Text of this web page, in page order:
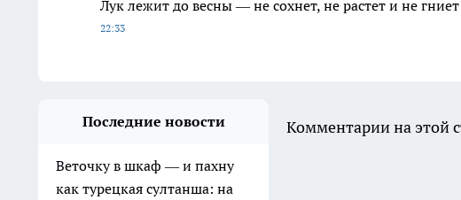
Лук лежит до весны — не сохнет, не растет и не
22:33
Последние новости
Веточку в шкаф — и пахну
как турецкая султанша: на
Комментарии на этой